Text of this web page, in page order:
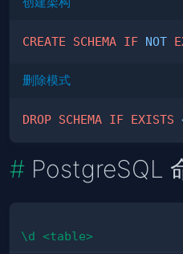
CREATE SCHEMA IF NOT
删除模式
DROP SCHEMA IF EXISTS
PostgreSQL
\d <table>